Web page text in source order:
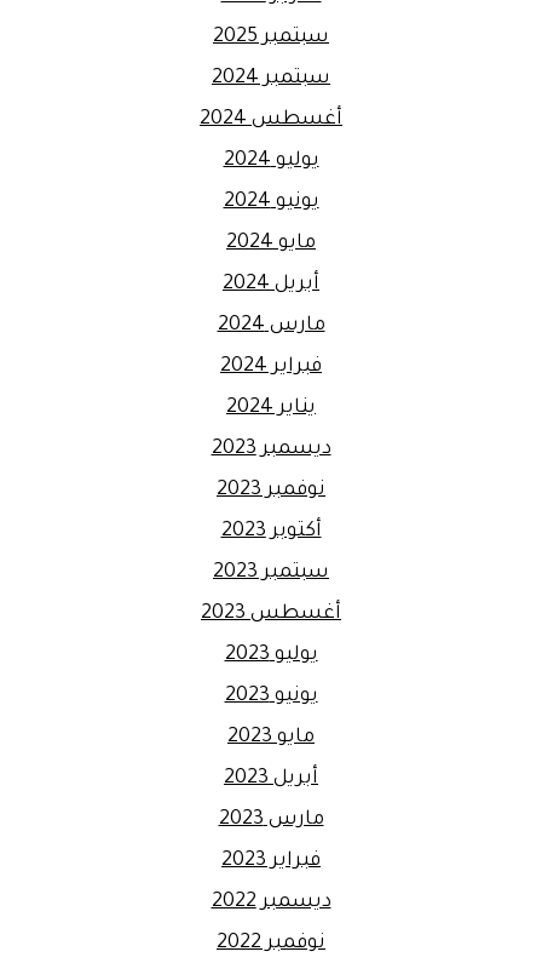
سبتمبر 2025
سبتمبر 2024
أغسطس 2024
يوليو 2024
يونيو 2024
مايو 2024
أبريل 2024
مارس 2024
فبراير 2024
يناير 2024
ديسمبر 2023
نوفمبر 2023
أكتوبر 2023
سبتمبر 2023
أغسطس 2023
يوليو 2023
يونيو 2023
مايو 2023
أبريل 2023
مارس 2023
فبراير 2023
ديسمبر 2022
نوفمبر 2022